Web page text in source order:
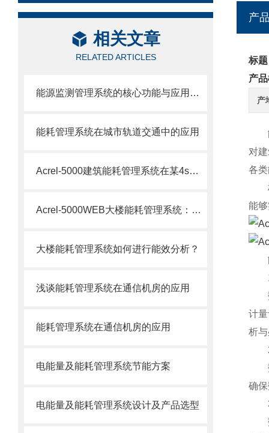
相关文章
RELATED ARTICLES
能源监测管理系统的核心功能与应用价值
能耗管理系统在城市轨道交通中的应用
Acrel-5000建筑能耗管理系统在某4s店中的应用
Acrel-5000WEB大楼能耗管理系统：智能节能，引领绿色建筑新风尚
大楼能耗管理系统如何进行能效分析？
浅谈能耗管理系统在通信机房的应用
能耗管理系统在通信机房的应用
电能量及能耗管理系统节能方案
电能量及能耗管理系统设计及产品选型
产
标
产
产
对
各
核
能
1.
数
计
析
2.
数
确
3.
数